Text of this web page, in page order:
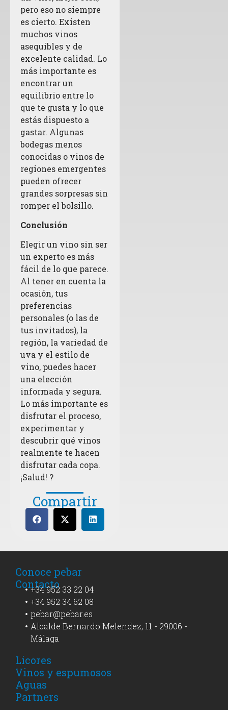
pero eso no siempre
es cierto. Existen
muchos vinos
asequibles y de
excelente calidad. Lo
más importante es
encontrar un
equilibrio entre lo
que te gusta y lo que
estás dispuesto a
gastar. Algunas
bodegas menos
conocidas o vinos de
regiones emergentes
pueden ofrecer
grandes sorpresas sin
romper el bolsillo.
Conclusión
Elegir un vino sin ser
un experto es más
fácil de lo que parece.
Al tener en cuenta la
ocasión, tus
preferencias
personales (o las de
tus invitados), la
región, la variedad de
uva y el estilo de
vino, puedes hacer
una elección
informada y segura.
Lo más importante es
disfrutar el proceso,
experimentar y
descubrir qué vinos
realmente te hacen
disfrutar cada copa.
¡Salud! ?
Compartir
Conoce pebar
Contacto
+34 952 33 22 04
+34 952 34 62 08
pebar@pebar.es
Alcalde Bernardo Melendez, 11 - 29006 -
Málaga
Licores
Vinos y espumosos
Aguas
Partners